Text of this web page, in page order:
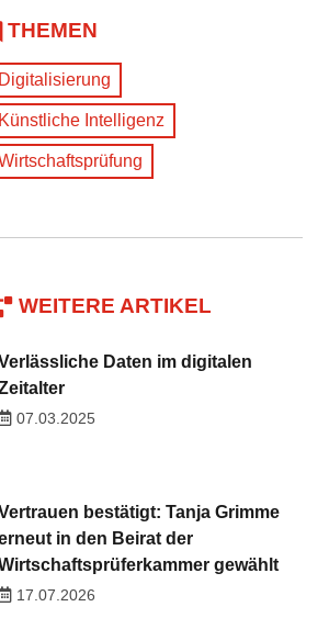
THEMEN
Digitalisierung
Künstliche Intelligenz
WEITERE ARTIKEL
Daten im digitalen
07.03.2025
bestätigt: Tanja Grimme
in den Beirat der
gewählt
17.07.2026